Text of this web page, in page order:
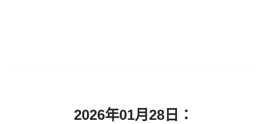
2026年01月28日：